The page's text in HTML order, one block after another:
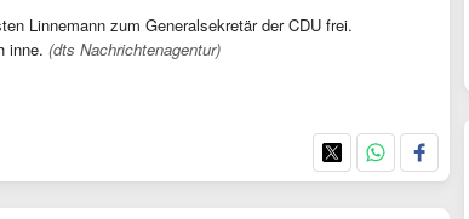
Linnemann zum Generalsekretär der CDU frei.
inne. (dts Nachrichtenagentur)